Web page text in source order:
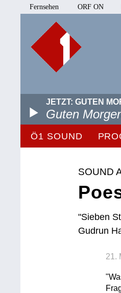
Fernsehen ORF ON
JETZT: GUTEN
Guten
Ö1 SOUND
SOUND
"Sieben
Gudrun
21.